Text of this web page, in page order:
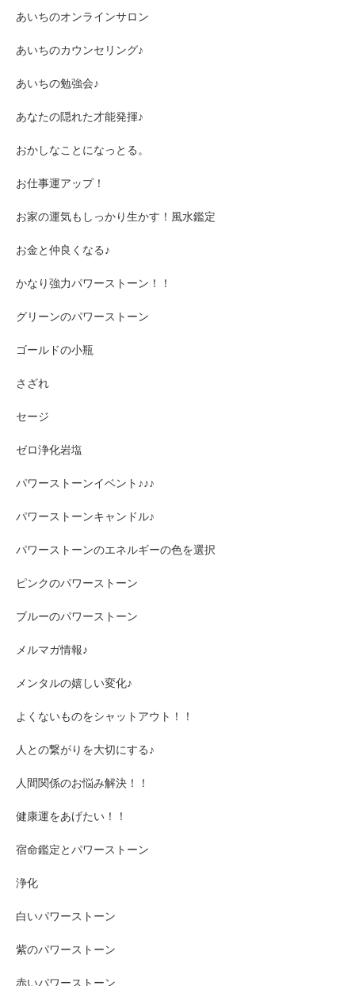
あいちのオンラインサロン
あいちのカウンセリング♪
あいちの勉強会♪
あなたの隠れた才能発揮♪
おかしなことになっとる。
お仕事運アップ！
お家の運気もしっかり生かす！風水鑑定
お金と仲良くなる♪
かなり強力パワーストーン！！
グリーンのパワーストーン
ゴールドの小瓶
さざれ
セージ
ゼロ浄化岩塩
パワーストーンイベント♪♪♪
パワーストーンキャンドル♪
パワーストーンのエネルギーの色を選択
ピンクのパワーストーン
ブルーのパワーストーン
メルマガ情報♪
メンタルの嬉しい変化♪
よくないものをシャットアウト！！
人との繋がりを大切にする♪
人間関係のお悩み解決！！
健康運をあげたい！！
宿命鑑定とパワーストーン
浄化
白いパワーストーン
紫のパワーストーン
赤いパワーストーン